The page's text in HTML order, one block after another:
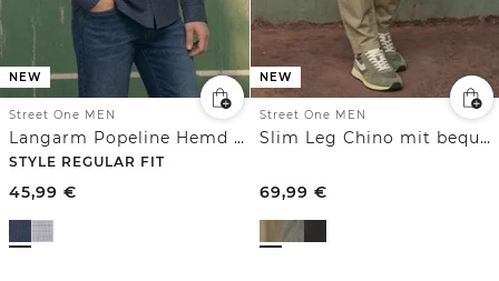
NEW
Street One MEN
Langarm Popeline Hemd mit Print
STYLE REGULAR FIT
45,99 €
NEW
Street One MEN
Slim Leg Chino mit bequemem Flexbund
69,99 €